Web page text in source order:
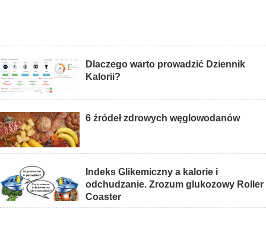
Dlaczego warto prowadzić Dziennik
Kalorii?
6 źródeł zdrowych węglowodanów
Indeks Glikemiczny a kalorie i
odchudzanie. Zrozum glukozowy Roller
Coaster